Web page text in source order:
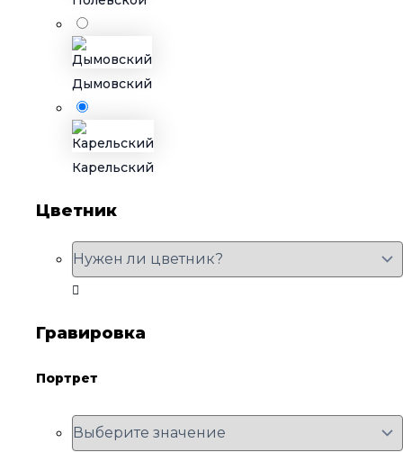
Карельский
Дымовский
Цветник
Гравировка
Портрет